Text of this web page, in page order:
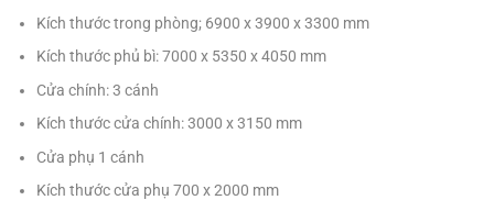
Kích thước trong phòng; 6900 x 3900 x 3300 mm
Kích thước phủ bì: 7000 x 5350 x 4050 mm
Cửa chính: 3 cánh
Kích thước cửa chính: 3000 x 3150 mm
Cửa phụ 1 cánh
Kích thước cửa phụ 700 x 2000 mm